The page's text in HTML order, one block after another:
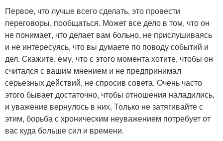
Первое, что лучше всего сделать, это провести
переговоры, пообщаться. Может все дело в том, что он
не понимает, что делает вам больно, не прислушиваясь
и не интересуясь, что вы думаете по поводу событий и
дел. Скажите, ему, что с этого момента хотите, чтобы он
считался с вашим мнением и не предпринимал
серьезных действий, не спросив совета. Очень часто
этого бывает достаточно, чтобы отношения наладились,
и уважение вернулось в них. Только не затягивайте с
этим, борьба с хроническим неуважением потребует от
вас куда больше сил и времени.